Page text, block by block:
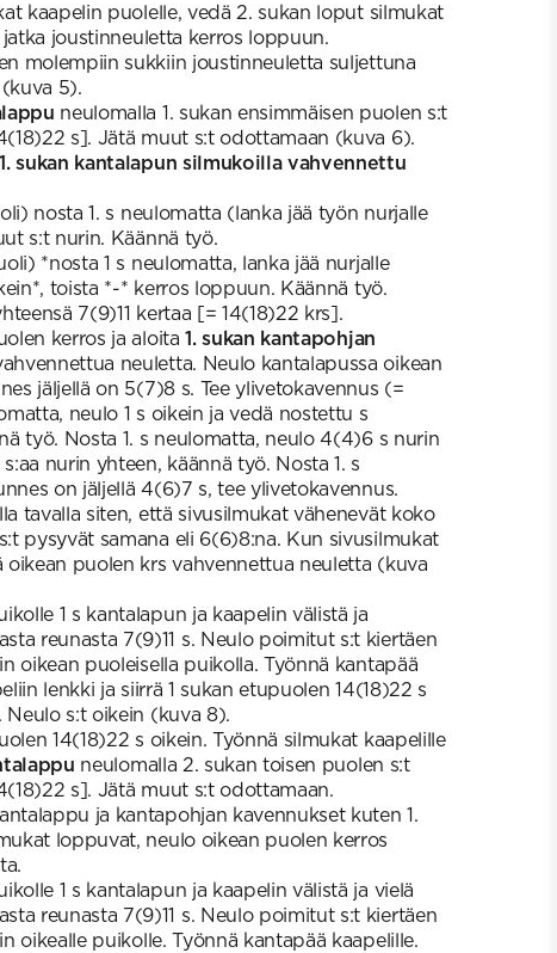
kaapelin puolelle, vedä 2. sukan loput silmukat
joustinneuletta kerros loppuun.
molempiin sukkiin joustinneuletta suljettuna
(kuva 5).
neulomalla 1. sukan ensimmäisen puolen s:t
s]. Jätä muut s:t odottamaan (kuva 6).
1. sukan kantalapun silmukoilla vahvennettu
nosta 1. s neulomatta (lanka jää työn nurjalle
s:t nurin. Käännä työ.
*nosta 1 s neulomatta, lanka jää nurjalle
toista *-* kerros loppuun. Käännä työ.
7(9)11 kertaa [= 14(18)22 krs].
kerros ja aloita1. sukan kantapohjan
neuletta. Neulo kantalapussa oikean
jäljellä on 5(7)8 s. Tee ylivetokavennus (=
neulo 1 s oikein ja vedä nostettu s
työ. Nosta 1. s neulomatta, neulo 4(4)6 s nurin
nurin yhteen, käännä työ. Nosta 1. s
on jäljellä 4(6)7 s, tee ylivetokavennus.
tavalla siten, että sivusilmukat vähenevät koko
pysyvät samana eli 6(6)8:na. Kun sivusilmukat
oikean puolen krs vahvennettua neuletta (kuva
1 s kantalapun ja kaapelin välistä ja
reunasta 7(9)11 s. Neulo poimitut s:t kiertäen
oikean puoleisella puikolla. Työnnä kantapää
lenkki ja siirrä 1 sukan etupuolen 14(18)22 s
Neulo s:t oikein (kuva 8).
14(18)22 s oikein. Työnnä silmukat kaapelille
neulomalla 2. sukan toisen puolen s:t
s]. Jätä muut s:t odottamaan.
ja kantapohjan kavennukset kuten 1.
loppuvat, neulo oikean puolen kerros
1 s kantalapun ja kaapelin välistä ja vielä
reunasta 7(9)11 s. Neulo poimitut s:t kiertäen
oikealle puikolle. Työnnä kantapää kaapelille.